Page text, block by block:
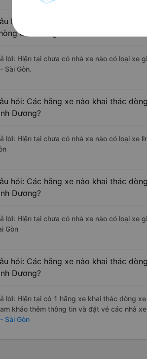
hỏi: Có loại xe Tân Uyên - Bình
đôi không?
lời: Hiện tại chưa có nhà xe nào có loại xe
Sài Gòn.
hỏi: Các hãng xe nào khai thác
Dương?
lời: Hiện tại chưa có nhà xe nào có loại xe
hỏi: Các hãng xe nào khai thác
Dương?
lời: Hiện tại chưa có nhà xe nào có loại xe
Gòn
hỏi: Các hãng xe nào khai thác
Dương?
lời: Hiện tại có 1 hãng xe khai thác dòng
khảo thêm thông tin và đặt vé các nhà
Sài Gòn